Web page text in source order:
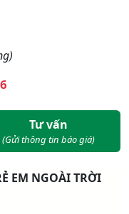
Tư vấn
(Gửi thông tin báo giá)
EM NGOÀI TRỜI